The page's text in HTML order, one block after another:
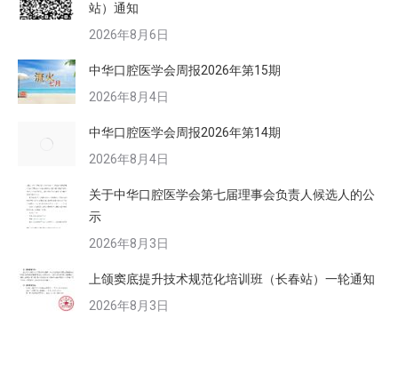
站）通知
2026年8月6日
中华口腔医学会周报2026年第15期
2026年8月4日
中华口腔医学会周报2026年第14期
2026年8月4日
关于中华口腔医学会第七届理事会负责人候选人的公
示
2026年8月3日
上颌窦底提升技术规范化培训班（长春站）一轮通知
2026年8月3日